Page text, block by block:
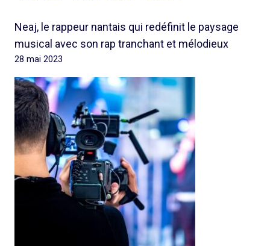
Neaj, le rappeur nantais qui redéfinit le paysage
musical avec son rap tranchant et mélodieux
28 mai 2023